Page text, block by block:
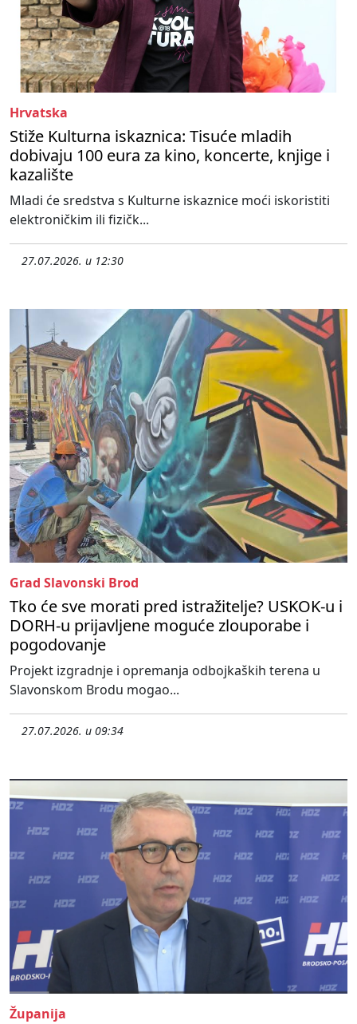
Hrvatska
Stiže Kulturna iskaznica: Tisuće mladih
dobivaju 100 eura za kino, koncerte, knjige i
kazalište
Mladi će sredstva s Kulturne iskaznice moći iskoristiti
elektroničkim ili fizičk...
27.07.2026. u 12:30
Grad Slavonski Brod
Tko će sve morati pred istražitelje? USKOK-u i
DORH-u prijavljene moguće zlouporabe i
pogodovanje
Projekt izgradnje i opremanja odbojkaških terena u
Slavonskom Brodu mogao...
27.07.2026. u 09:34
Županija